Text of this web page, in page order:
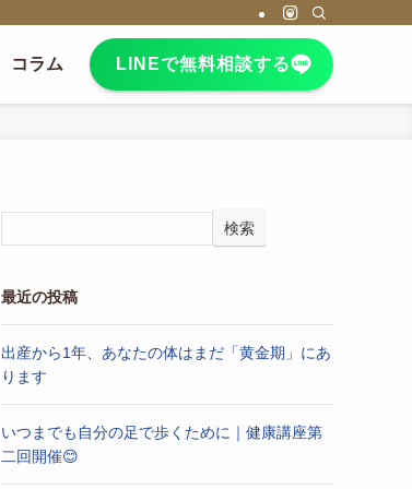
コラム LINEで無料相談する
検索
最近の投稿
出産から1年、あなたの体はまだ「黄金期」にあ
ります
いつまでも自分の足で歩くために｜健康講座第
二回開催😊